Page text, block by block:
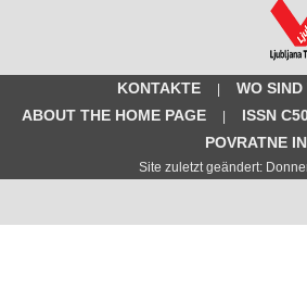
KONTAKTE WO SIND
ABOUT THE HOME PAGE
ISSN
POVRATNE
Site zuletzt geändert: